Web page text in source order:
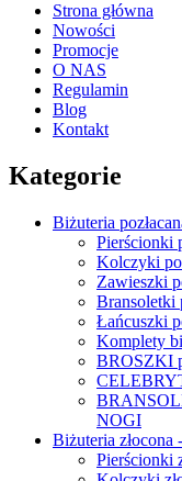
Strona główna
Nowości
Promocje
O NAS
Regulamin
Blog
Kontakt
Kategorie
Biżuteria
Pierścionki
Kolczyki
Zawieszki
Bransoletki
Łańcuszki
Komplety
BROSZKI
NOGI
Biżuteria
Pierścionki